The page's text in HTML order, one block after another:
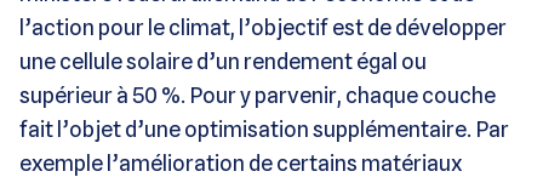
l’action pour le climat, l’objectif est de développer
une cellule solaire d’un rendement égal ou
supérieur à 50 %. Pour y parvenir, chaque couche
fait l’objet d’une optimisation supplémentaire. Par
exemple l’amélioration de certains matériaux